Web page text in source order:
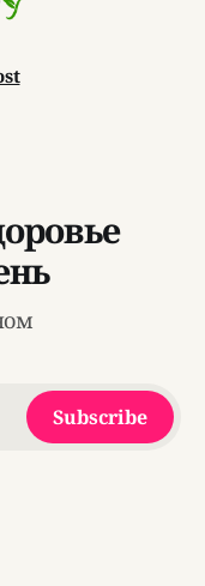
Subscribe